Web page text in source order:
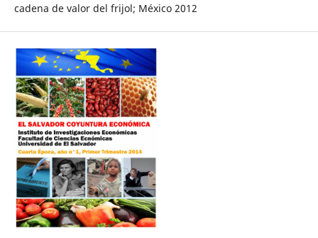
cadena de valor del frijol; México 2012